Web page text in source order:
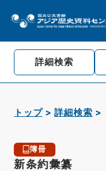
詳細検索
トップ 詳細検索
簿冊
新条約彙纂